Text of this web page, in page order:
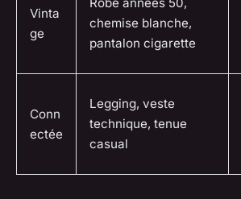
Vinta
ge
chemise blanche,
pantalon cigarette
Conn
ectée
Legging, veste
technique, tenue
casual